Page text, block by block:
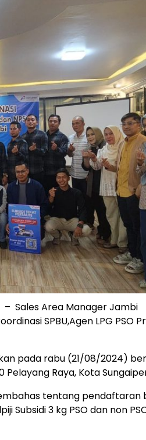
– Sales Area Manager Jambi
SPBU,Agen LPG PSO
pada rabu (21/08/2024)
Pelayang Raya, Kota
tentang pendaftaran
Subsidi 3 kg PSO dan non